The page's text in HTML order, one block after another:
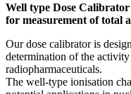
Well type Dose
for measurement of total
Our dose calibrator is
determination of the
radiopharmaceuticals.
The well-type ionisation